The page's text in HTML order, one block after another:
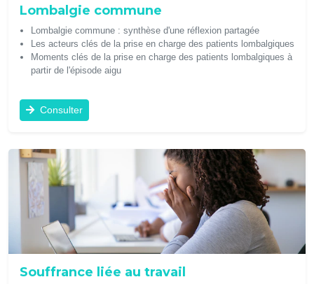
Lombalgie commune
Lombalgie commune : synthèse d'une réflexion partagée
Les acteurs clés de la prise en charge des patients lombalgiques
Moments clés de la prise en charge des patients lombalgiques à
partir de l'épisode aigu
Consulter
Souffrance liée au travail